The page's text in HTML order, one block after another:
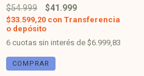
$54.999 $41.999
$33.599,20 con Transferencia
o depósito
6 cuotas sin interés de $6.999,83
COMPRAR